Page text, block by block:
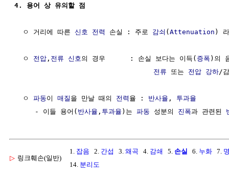
4. 용어 상 유의할 점
  ㅇ 거리에 따른
신호 전력 손실 : 주로 감쇠 (Attenuation )
  ㅇ
전압 , 전류 신호의 경우      : 손실 보다는 이득( 증폭 )의
전류 또는 전압 강하/
  ㅇ
파동이 매질 을 만날 때의 전력 율 : 반사율 , 투과율
     - 이들 용어(
반사율 , 투과율 )는 파동 성분의 진폭과 관련된
▷ 링크훼손(일반)
1. 잡음 2. 간섭 3. 왜곡 4. 감쇄 5. 손실 6. 누화 7.
14. 분리도